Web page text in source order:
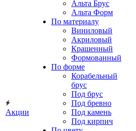
Акции
Альта Брус
Альта Форм
По материалу
Виниловый
Акриловый
Крашенный
Формованный
По форме
Корабельный
брус
Под брус
Под бревно
Под камень
Под кирпич